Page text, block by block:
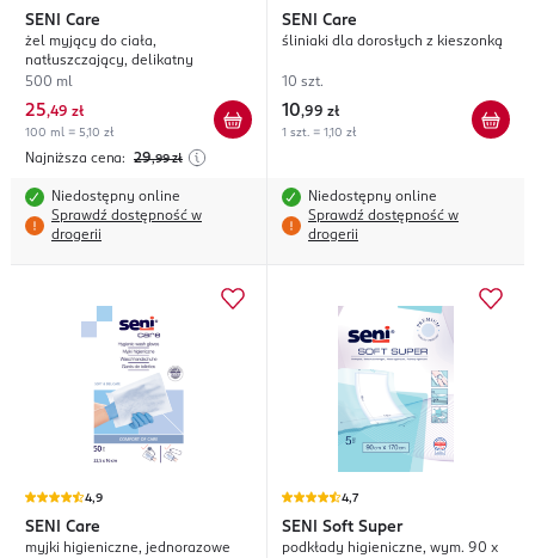
SENI Care
żel myjący do ciała,
natłuszczający, delikatny
500 ml
25,49 zł
100 ml = 5,10 zł
Najniższa cena: 29,99 zł
Niedostępny online
Sprawdź dostępność w
drogerii
SENI Care
śliniaki dla dorosłych z kieszonką
10 szt.
10,99 zł
1 szt. = 1,10 zł
Niedostępny online
Sprawdź dostępność w
drogerii
4,9
SENI Care
myjki higieniczne, jednorazowe
4,7
SENI Soft Super
podkłady higieniczne, wym. 90 x